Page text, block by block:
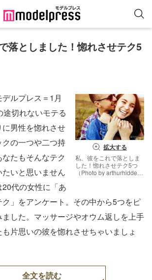
落としました！惚れさせテク5
拡大する
私、彼をこれで落としま
した！惚れさせテク5つ
（Photo by arthurhidden
デルプレス＝1月
切れないモテる
男性を惚れさせ
の一つや二つ持
たもそんなテク
いと思いません
代の女性に「あ
」をアンケート。その中から5つをピ
した。マッサージやオウム返しを上手
片思いの彼を惚れさせちゃいましょ
全文を読む